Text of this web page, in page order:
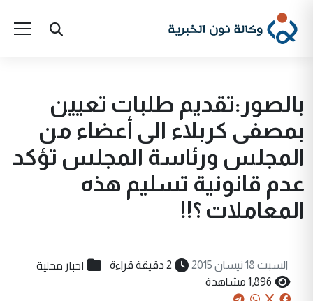
بالصور:تقديم طلبات تعيين
بمصفى كربلاء الى أعضاء من
المجلس ورئاسة المجلس تؤكد
عدم قانونية تسليم هذه
المعاملات ؟!!
السبت 18 نيسان 2015 2 دقيقة قراءة اخبار محلية
1,896 مشاهدة